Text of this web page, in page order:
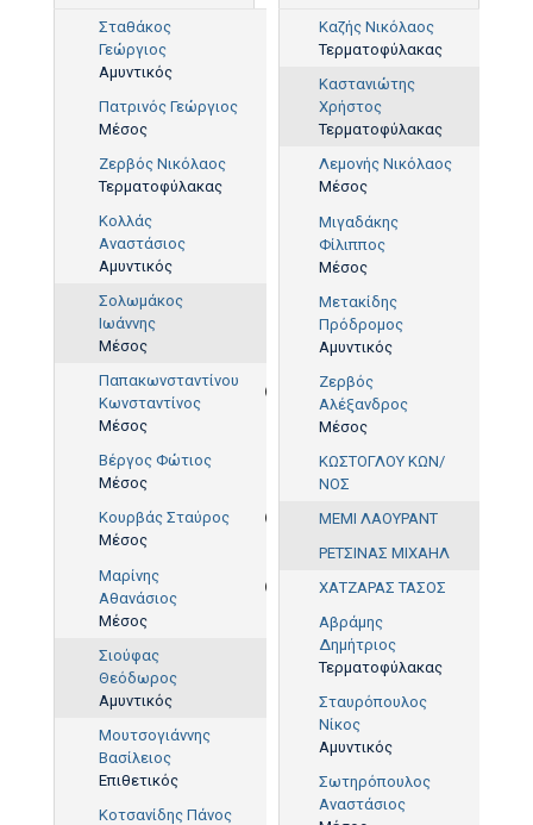
Σταθάκος
Γεώργιος
Αμυντικός
Πατρινός Γεώργιος
Μέσος
Ζερβός Νικόλαος
Τερματοφύλακας
Κολλάς
Αναστάσιος
Αμυντικός
Σολωμάκος
Ιωάννης
Μέσος
Παπακωνσταντίνου
Κωνσταντίνος
Μέσος
Βέργος Φώτιος
Μέσος
Κουρβάς Σταύρος
Μέσος
Μαρίνης
Αθανάσιος
Μέσος
Σιούφας
Θεόδωρος
Αμυντικός
Μουτσογιάννης
Βασίλειος
Επιθετικός
Κοτσανίδης Πάνος
Καζής Νικόλαος
Τερματοφύλακας
Καστανιώτης
Χρήστος
Τερματοφύλακας
Λεμονής Νικόλαος
Μέσος
Μιγαδάκης
Φίλιππος
Μέσος
Μετακίδης
Πρόδρομος
Αμυντικός
Ζερβός
Αλέξανδρος
Μέσος
ΚΩΣΤΟΓΛΟΥ ΚΩΝ/
ΝΟΣ
ΜΕΜΙ ΛΑΟΥΡΑΝΤ
ΡΕΤΣΙΝΑΣ ΜΙΧΑΗΛ
ΧΑΤΖΑΡΑΣ ΤΑΣΟΣ
Αβράμης
Δημήτριος
Τερματοφύλακας
Σταυρόπουλος
Νίκος
Αμυντικός
Σωτηρόπουλος
Αναστάσιος